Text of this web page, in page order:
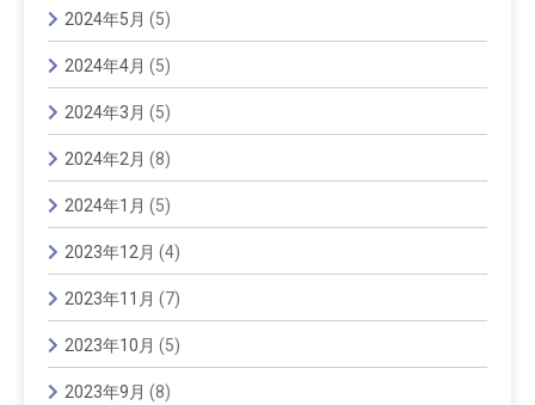
2024年5月 (5)
2024年4月 (5)
2024年3月 (5)
2024年2月 (8)
2024年1月 (5)
2023年12月 (4)
2023年11月 (7)
2023年10月 (5)
2023年9月 (8)